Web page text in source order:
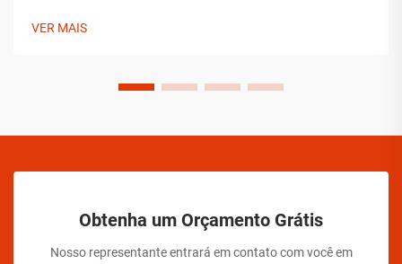
VER MAIS
Obtenha um Orçamento Grátis
Nosso representante entrará em contato com você em